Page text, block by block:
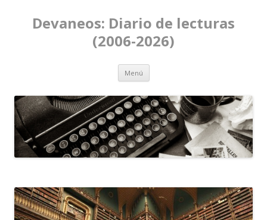
Devaneos: Diario de lecturas
(2006-2026)
Menú Ir al contenido